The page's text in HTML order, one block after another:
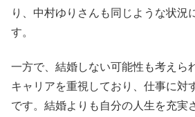
り、中村ゆりさんも同じような状況
す。
一方で、結婚しない可能性も考えら
キャリアを重視しており、仕事に対
です。結婚よりも自分の人生を充実